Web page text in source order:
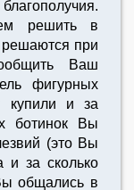
решить в
при
Ваш
фигурных
купили и за
ботинок Вы
(это Вы
и за сколько
общались в